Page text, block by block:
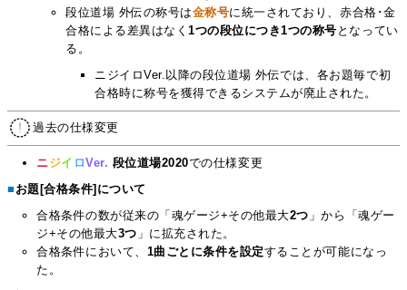
段位道場 外伝の称号は金称号に統一されており、赤合格･金
合格による差異はなく1つの段位につき1つの称号 となってい
る。
ニジイロVer.以降の段位道場 外伝では、各お題毎で初
合格時に称号を獲得できるシステムが廃止された。
過去の仕様変更
ニジイ ロVer. 段位道場2020での仕様変更
■ お題[合格条件]について
合格条件の数が従来の「魂ゲージ+その他最大2つ 」から「魂ゲー
ジ+その他最大3つ 」に拡充された。
合格条件において、 1曲ごとに条件を設定することが可能になっ
た。